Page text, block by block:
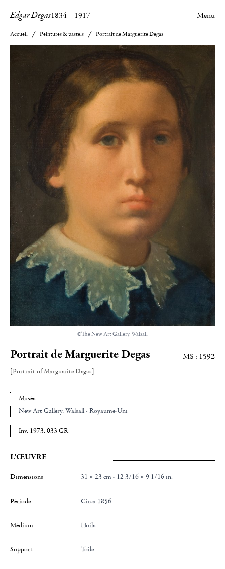
Edgar Degas1834– 1917 Menu
Accueil Peintures & pastels Portrait de Marguerite Degas
©The New Art Gallery, Walsall
Portrait de Marguerite Degas
[Portrait of Marguerite Degas]
MS : 1592
Musée
New Art Gallery, Walsall - Royaume-Uni
Inv. 1973. 033 GR
L'ŒUVRE
Dimensions 31 × 23 cm - 12 3/16 × 9 1/16 in.
Période Circa 1856
Médium Huile
Support toile